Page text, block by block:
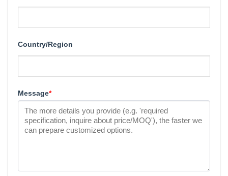
Country/Region
Message*